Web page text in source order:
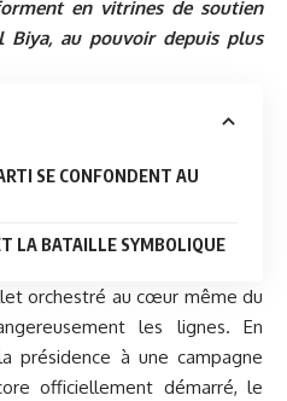
en vitrines de soutien
Biya, au pouvoir depuis plus
SE CONFONDENT AU
LA BATAILLE SYMBOLIQUE
orchestré au cœur même du
les lignes. En
présidence à une campagne
officiellement démarré, le